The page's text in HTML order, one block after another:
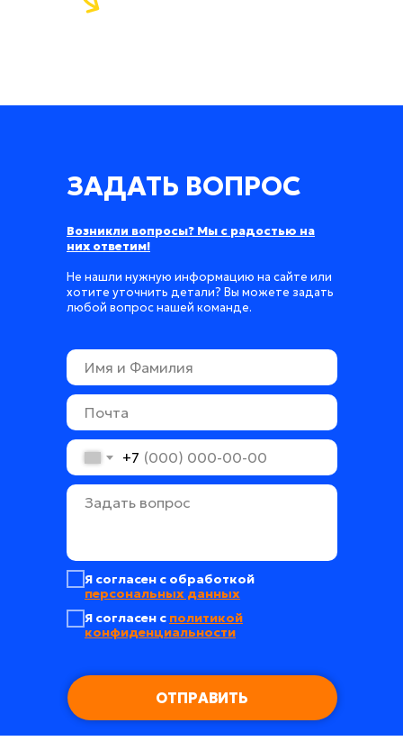
Возникли вопросы? Мы с радостью на
них ответим!
Не нашли нужную информацию на сайте или
хотите уточнить детали? Вы можете задать
любой вопрос нашей команде.
ЗАДАТЬ ВОПРОС
+7
Я согласен с обработкой
персональных данных
Я согласен с политикой
конфиденциальности
ОТПРАВИТЬ